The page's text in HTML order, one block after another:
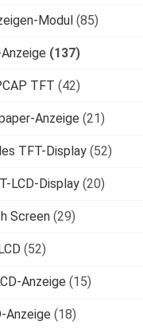
Modul (85)
(137)
TFT (42)
Anzeige (21)
TFT-Display (52)
LCD-Display (20)
Screen (29)
(52)
Anzeige (15)
Anzeige (18)